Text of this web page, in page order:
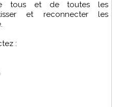
tous et de toutes les
et reconnecter les
: